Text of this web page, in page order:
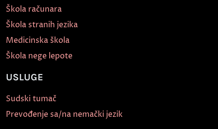
Škola računara
Škola stranih jezika
Medicinska škola
Škola nege lepote
USLUGE
Sudski tumač
Prevođenje sa/na nemački jezik